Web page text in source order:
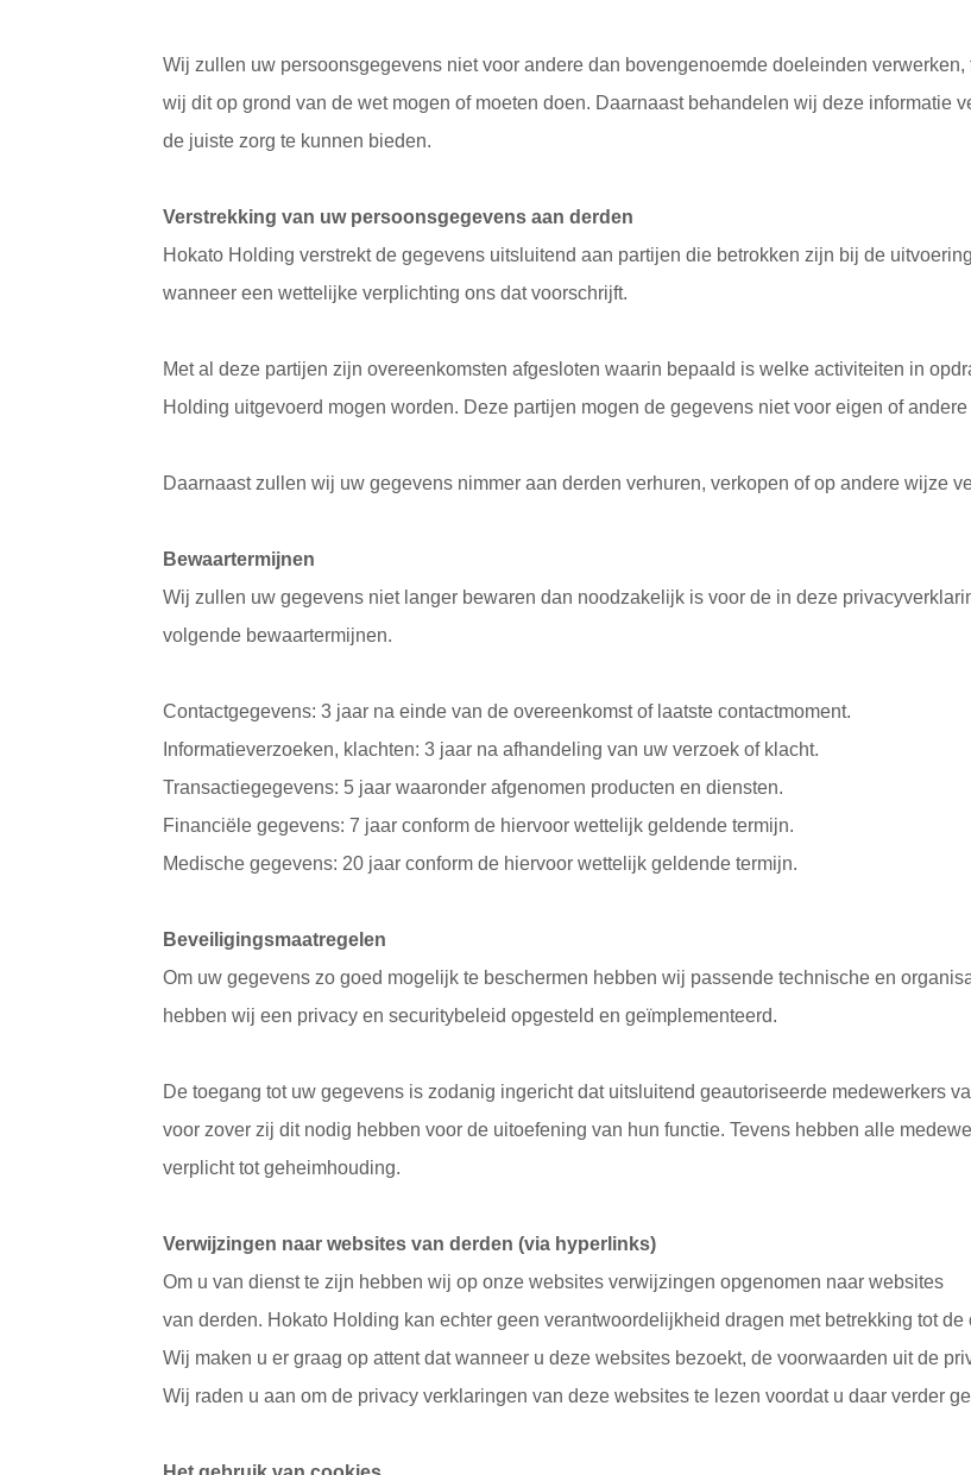
Wij zullen uw persoonsgegevens niet voor andere dan bovengenoemde doeleinden
wij dit op grond van de wet mogen of moeten doen. Daarnaast behandelen wij deze informatie
de juiste zorg te kunnen bieden.
Verstrekking van uw persoonsgegevens aan derden
Hokato Holding verstrekt de gegevens uitsluitend aan partijen die betrokken zijn bij de
wanneer een wettelijke verplichting ons dat voorschrijft.
Met al deze partijen zijn overeenkomsten afgesloten waarin bepaald is welke activiteiten in
Holding uitgevoerd mogen worden. Deze partijen mogen de gegevens niet voor eigen of
Daarnaast zullen wij uw gegevens nimmer aan derden verhuren, verkopen of op andere wijze
Bewaartermijnen
Wij zullen uw gegevens niet langer bewaren dan noodzakelijk is voor de in deze
volgende bewaartermijnen.
Contactgegevens: 3 jaar na einde van de overeenkomst of laatste contactmoment.
Informatieverzoeken, klachten: 3 jaar na afhandeling van uw verzoek of klacht.
Transactiegegevens: 5 jaar waaronder afgenomen producten en diensten.
Financiële gegevens: 7 jaar conform de hiervoor wettelijk geldende termijn.
Medische gegevens: 20 jaar conform de hiervoor wettelijk geldende termijn.
Beveiligingsmaatregelen
Om uw gegevens zo goed mogelijk te beschermen hebben wij passende technische en
hebben wij een privacy en securitybeleid opgesteld en geïmplementeerd.
De toegang tot uw gegevens is zodanig ingericht dat uitsluitend geautoriseerde medewerkers
voor zover zij dit nodig hebben voor de uitoefening van hun functie. Tevens hebben alle
verplicht tot geheimhouding.
Verwijzingen naar websites van derden (via hyperlinks)
Om u van dienst te zijn hebben wij op onze websites verwijzingen opgenomen naar websites
van derden. Hokato Holding kan echter geen verantwoordelijkheid dragen met betrekking tot
Wij maken u er graag op attent dat wanneer u deze websites bezoekt, de voorwaarden uit de
Wij raden u aan om de privacy verklaringen van deze websites te lezen voordat u daar verder